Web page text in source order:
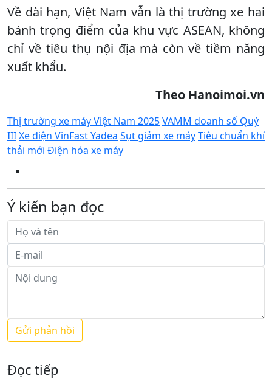
Về dài hạn, Việt Nam vẫn là thị trường xe hai
bánh trọng điểm của khu vực ASEAN, không
chỉ về tiêu thụ nội địa mà còn về tiềm năng
xuất khẩu.
Theo Hanoimoi.vn
Thị trường xe máy Việt Nam 2025VAMM doanh số Quý
IIIXe điện VinFast Yadea Sụt giảm xe máyTiêu chuẩn khí
thải mới Điện hóa xe máy
Ý kiến bạn đọc
Đọc tiếp